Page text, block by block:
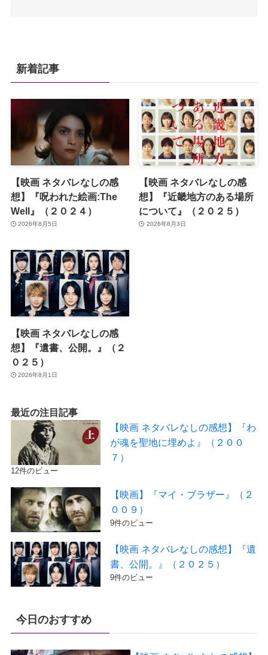
新着記事
【映画 ネタバレなしの感
想】『呪われた絵画:The
Well』（２０２４）
2026年8月5日
【映画 ネタバレなしの感
想】『近畿地方のある場所
について』（２０２５）
2026年8月3日
【映画 ネタバレなしの感
想】『遺書、公開。』（２
０２５）
2026年8月1日
最近の注目記事
【映画 ネタバレなしの感想】『わ
が魂を聖地に埋めよ』（２００
７）
12件のビュー
【映画】『マイ・ブラザー』（２
００９）
9件のビュー
【映画 ネタバレなしの感想】『遺
書、公開。』（２０２５）
9件のビュー
今日のおすすめ